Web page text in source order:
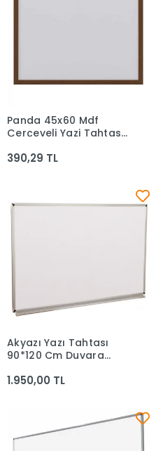
Sepete Ekle
Panda 45x60 Mdf
Çerçeveli Yazi Tahtasi
390,29 TL
Sepete Ekle
Akyazı Yazı Tahtası
90*120 Cm Duvara
1.950,00 TL